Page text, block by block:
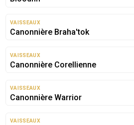
AUCUNE IMAGE
VAISSEAUX
Canonnière Braha'tok
VAISSEAUX
Canonnière Corellienne
VAISSEAUX
Canonnière Warrior
VAISSEAUX